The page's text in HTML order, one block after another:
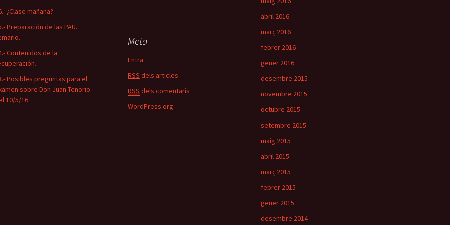
¿Clase mañana?
Preparación de las PAU.
Contenidos de la
Posibles preguntas para el
sobre Don Juan Tenorio
10/5/16
abril 2016
març 2016
febrer 2016
gener 2016
desembre 2015
novembre 2015
octubre 2015
setembre 2015
maig 2015
abril 2015
març 2015
febrer 2015
gener 2015
desembre 2014
Meta
Entra
RSS dels articles
RSS dels comentaris
WordPress.org